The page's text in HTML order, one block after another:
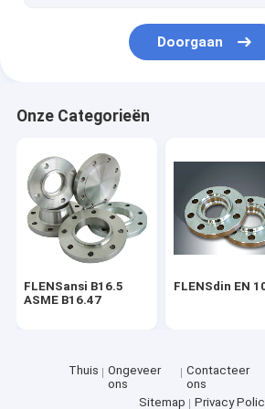
Doorgaan
Onze Categorieën
FLENSansi B16.5
ASME B16.47
FLENSdin EN
Thuis
Ongeveer
ons
Contacteer
ons
Sitemap
Privacy